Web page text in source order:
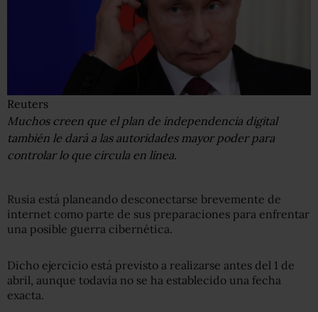
Reuters
Muchos creen que el plan de independencia digital
también le dará a las autoridades mayor poder para
controlar lo que circula en línea.
Rusia está planeando desconectarse brevemente de
internet como parte de sus preparaciones para enfrentar
una posible guerra cibernética.
Dicho ejercicio está previsto a realizarse antes del 1 de
abril, aunque todavía no se ha establecido una fecha
exacta.